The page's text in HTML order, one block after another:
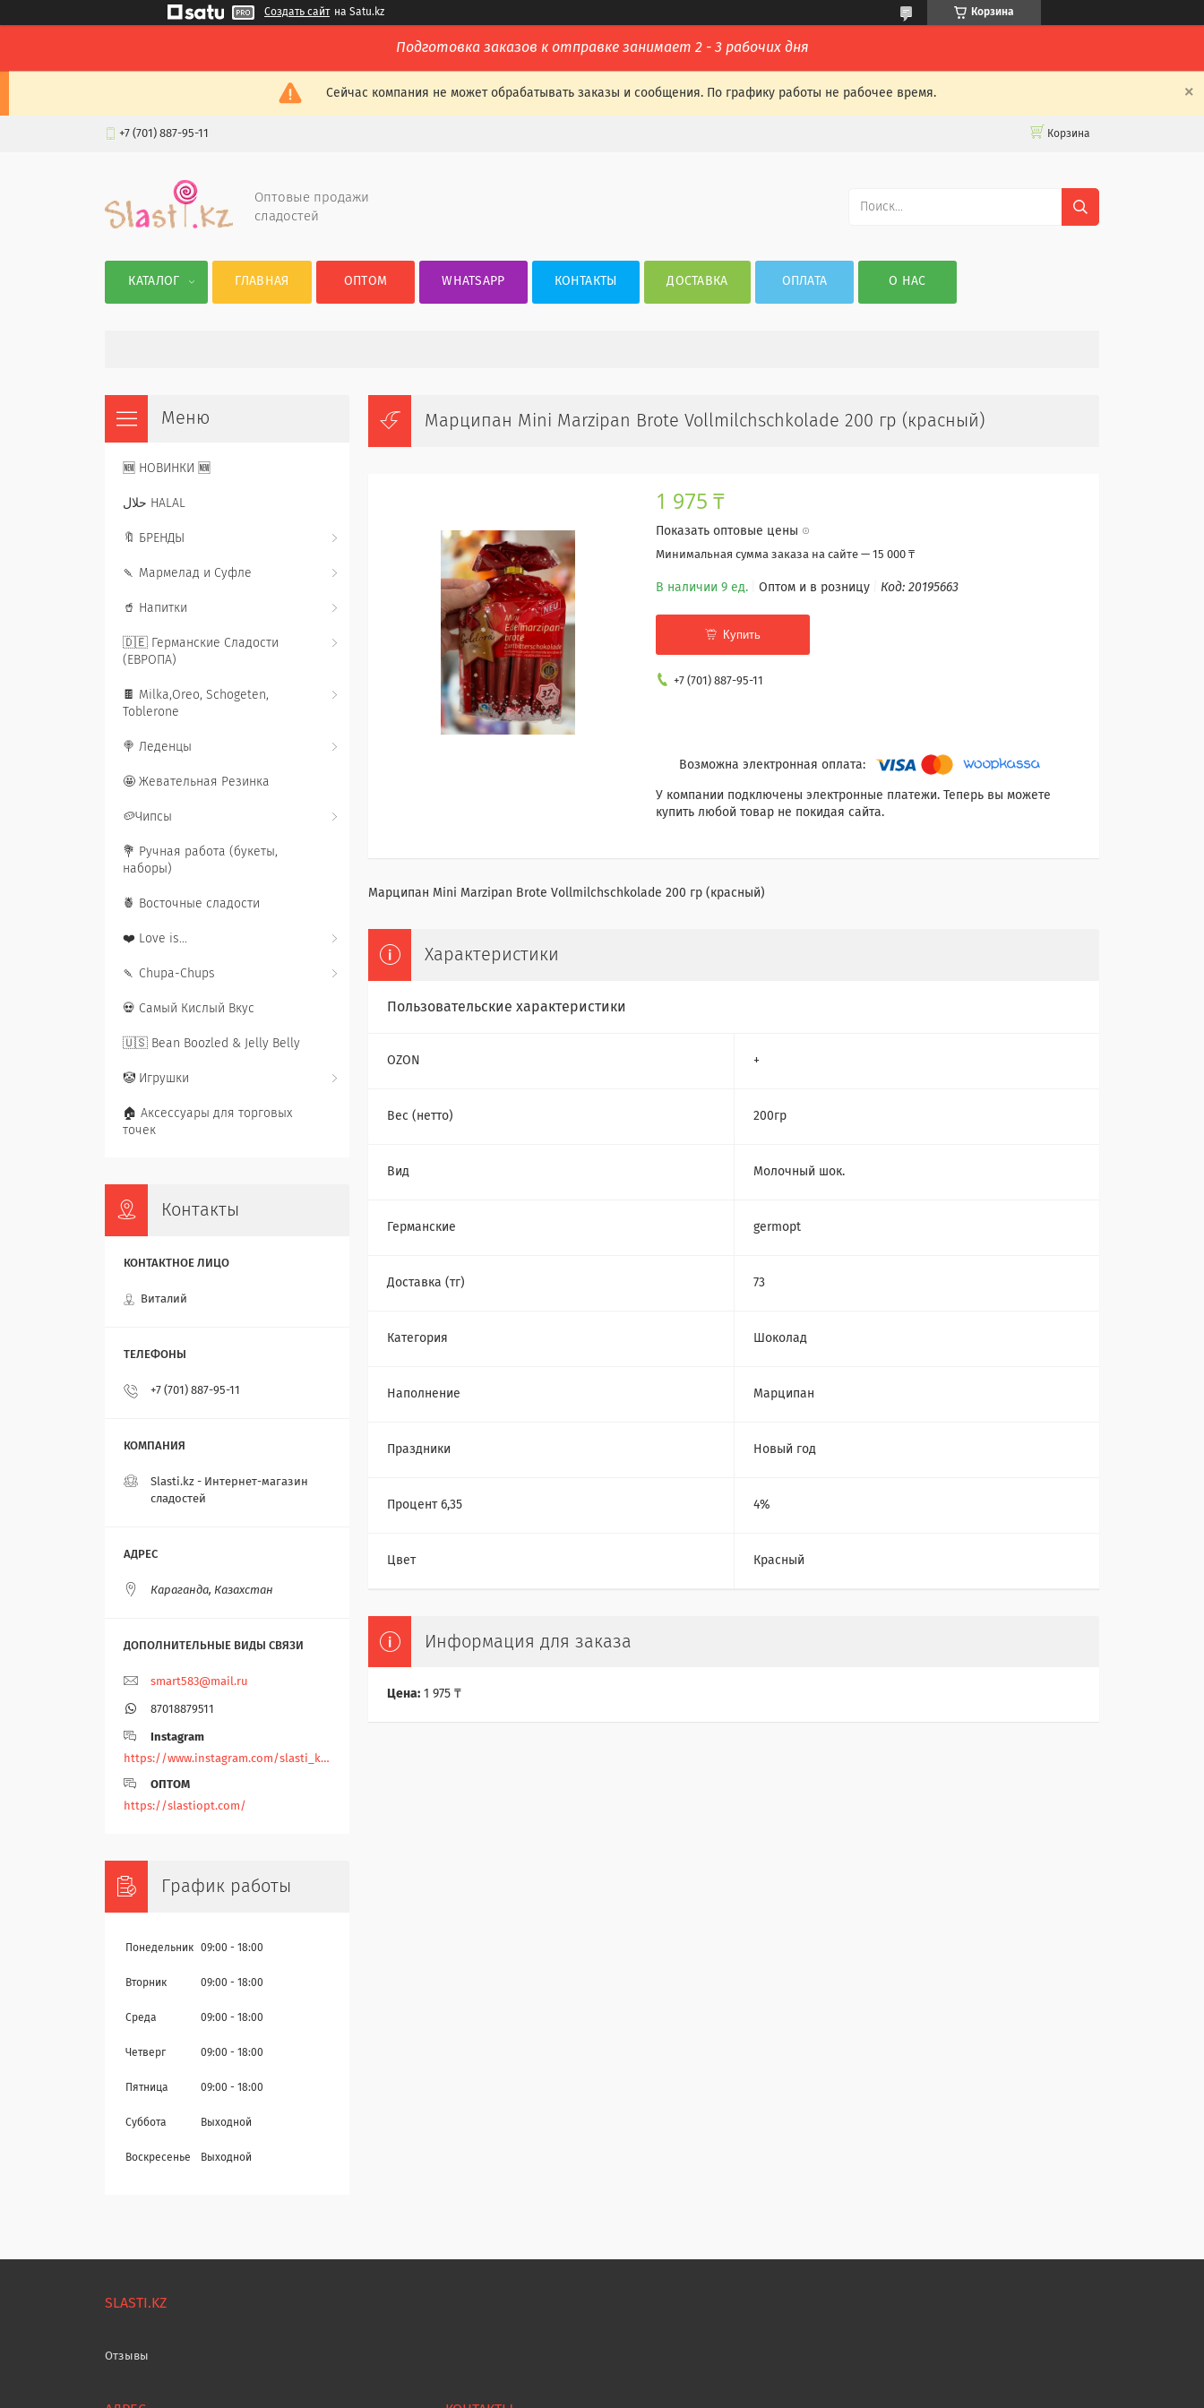
Создать сайт на Satu.kz Корзина
Подготовка заказов к отправке занимает 2 - 3 рабочих дня
Сейчас компания не может обрабатывать заказы и сообщения. По графику работы не рабочее время.
+7 (701) 887-95-11 Корзина
Оптовые продажи
сладостей
КАТАЛОГ ГЛАВНАЯ ОПТОМ WHATSAPP КОНТАКТЫ ДОСТАВКА ОПЛАТА О НАС
Марципан Mini Marzipan Brote Vollmilchschkolade 200 гр (красный)
1 975 ₸
Показать оптовые цены
Минимальная сумма заказа на сайте — 15 000 ₸
В наличии 9 ед. Оптом и в розницу Код: 20195663
Купить
+7 (701) 887-95-11
У компании подключены электронные платежи. Теперь вы можете
купить любой товар не покидая сайта.
Марципан Mini Marzipan Brote Vollmilchschkolade 200 гр (красный)
Характеристики
Пользовательские характеристики
OZON +
Вес (нетто) 200гр
Вид Молочный шок.
Германские germopt
Доставка (тг) 73
Категория Шоколад
Наполнение Марципан
Праздники Новый год
Процент 6,35 4%
Цвет Красный
Информация для заказа
Цена: 1 975 ₸
🆕 НОВИНКИ 🆕
حلال HALAL
🔖 БРЕНДЫ
🍡 Мармелад и Суфле
🥤 Напитки
🇩🇪 Германские Сладости
(ЕВРОПА)
🍫 Milka,Oreo, Schogeten,
Toblerone
🍭 Леденцы
🤩 Жевательная Резинка
🥔Чипсы
💐 Ручная работа (букеты,
наборы)
🍍 Восточные сладости
❤️ Love is...
🍡 Chupa-Chups
💀 Самый Кислый Вкус
🇺🇸 Bean Boozled & Jelly Belly
🤡 Игрушки
🏠 Аксессуары для торговых
точек
Контакты
Виталий
+7 (701) 887-95-11
Slasti.kz - Интернет-магазин
сладостей
Караганда, Казахстан
smart583@mail.ru
87018879511
Instagram
https://www.instagram.com/slasti_kz/
ОПТОМ
https://slastiopt.com/
График работы
Понедельник 09:00 18:00
Вторник 09:00 18:00
Среда 09:00 18:00
Четверг 09:00 18:00
Пятница 09:00 18:00
Суббота Выходной
Воскресенье Выходной
SLASTI.KZ
Отзывы